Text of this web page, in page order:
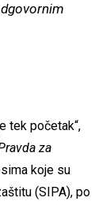
tek početak“,
za
koje su
(SIPA), po